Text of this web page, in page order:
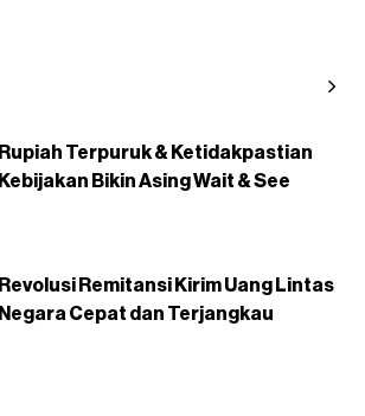
Rupiah Terpuruk & Ketidakpastian
Kebijakan Bikin Asing Wait & See
Revolusi Remitansi Kirim Uang Lintas
Negara Cepat dan Terjangkau